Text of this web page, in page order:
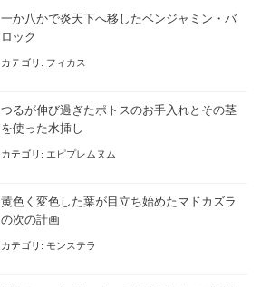
一か八かで炎天下へ移したベンジャミン・バ
ロック
カテゴリ: フィカス
つるが伸び過ぎたポトスのお手入れとその茎
を使った水挿し
カテゴリ: エピプレムヌム
黄色く変色した葉が目立ち始めたマドカズラ
の次の計画
カテゴリ: モンステラ